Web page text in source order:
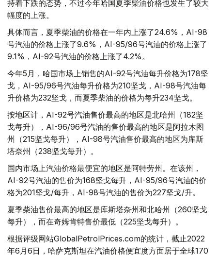
持着下跌的态势，不过今年哈国夏季柴油价格也发生了较大
幅度的上涨。
具体而言，夏季柴油的价格在一年内上涨了24.6%，AI-98
号汽油的价格上涨了9.6%，AI-95/96号汽油的价格上涨了
9.1%，AI-92号汽油的价格上涨了4.2%。
今年5月，哈国市场上销售的AI-92号汽油每升价格为178坚
戈，AI-95/96号汽油每升价格为210坚戈，AI-98号汽油每
升价格为232坚戈，而夏季柴油的价格为每升234坚戈。
按地区计，AI-92号汽油售价最高的地区是北哈州（182坚
戈每升），AI-96/96号汽油的售价最高的地区是阿拉木图
州（215坚戈每升），AI-98号汽油售价最高的地区为库斯
塔奈州（238坚戈每升）。
国内市场上汽油价格最便宜的地区是阿特劳州。在该州，
AI-92号汽油的售价为168坚戈每升，AI-95/96号汽油的价
格为201坚戈/每升，AI-98号汽油的售价为227坚戈/升。
夏季柴油售价最高的地区是库斯塔奈州和北哈州（260坚戈
每升），而在奇姆肯特售价最低（225坚戈每升）。
根据评级网站GlobalPetrolPrices.com的统计，截止2022
年6月6日，哈萨克斯坦在汽油价格便宜度方面居于全球170